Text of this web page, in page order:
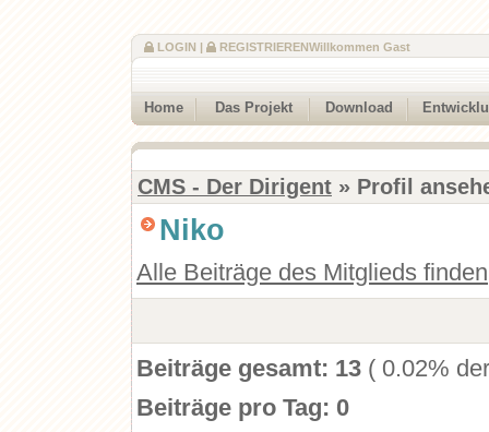
Willkommen Gast
LOGIN | REGISTRIEREN
Home Das Projekt Download
CMS - Der Dirigent » Profil
Niko
Alle Beiträge des Mitglieds finden
Beiträge gesamt: 13 ( 0.02%
Beiträge pro Tag: 0